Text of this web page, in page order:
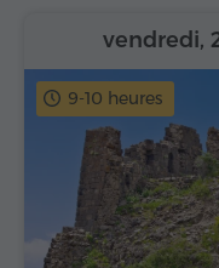
9-10 heures
vendredi,